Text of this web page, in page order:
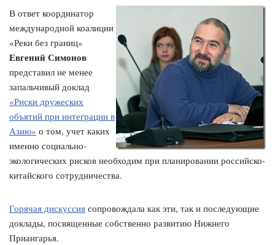
В ответ координатор
международной коалиции
«Реки без границ»
Евгений Симонов
представил не менее
запальчивый доклад
«Риски дружеских
объятий при интеграции в
Азию» о том, учет каких
именно социально-
экологических рисков необходим при планировании российско-
китайского сотрудничества.
Горячая дискуссия сопровождала как эти, так и последующие
доклады, посвященные собственно развитию Нижнего
Приангарья.